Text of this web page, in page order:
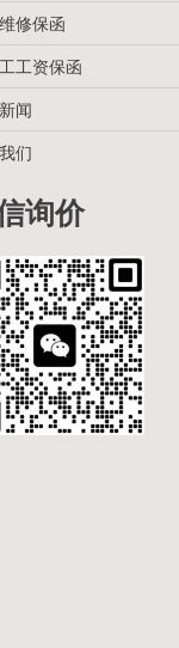
修保函
工资保函
闻
们
询价